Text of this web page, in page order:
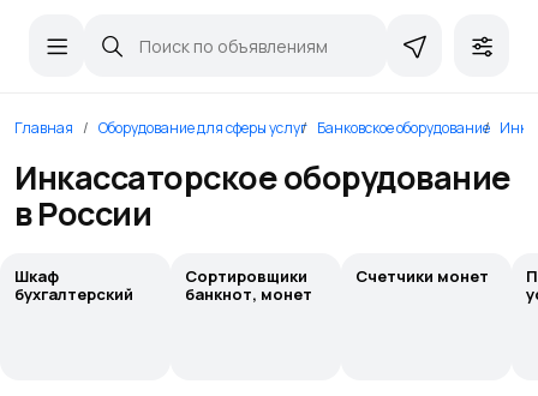
Главная Оборудование для сферы услуг Банковское оборудование
Инкассаторское оборудование
в России
Шкаф
бухгалтерский
Сортировщики
банкнот, монет
Счетчики монет